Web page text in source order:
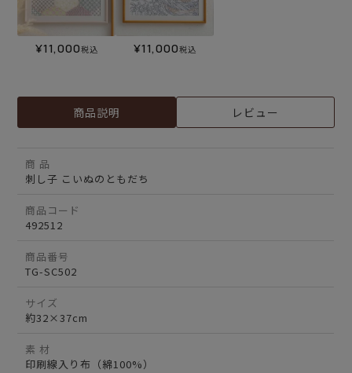
¥11,000税込 ¥11,000税込
商品説明 レビュー
商 品
刺し子 こいぬのともだち
商品コード
492512
商品番号
TG-SC502
サイズ
約32×37cm
素 材
印刷線入り布（綿100%）